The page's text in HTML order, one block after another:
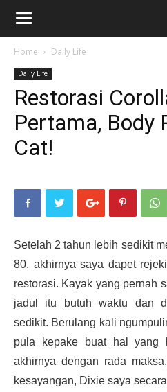
Home Daily Life
Daily Life
Restorasi
Pertama, Body
Cat!
Setelah 2 tahun lebih sedikit
80, akhirnya saya dapet
restorasi. Kayak yang pernah
jadul itu butuh waktu dan
sedikit. Berulang kali
pula kepake buat hal yang
akhirnya dengan rada
kesayangan, Dixie saya